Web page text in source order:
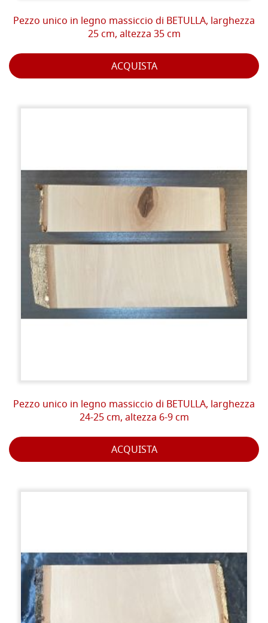
Pezzo unico in legno massiccio di BETULLA, larghezza
25 cm, altezza 35 cm
ACQUISTA
Pezzo unico in legno massiccio di BETULLA, larghezza
24-25 cm, altezza 6-9 cm
ACQUISTA